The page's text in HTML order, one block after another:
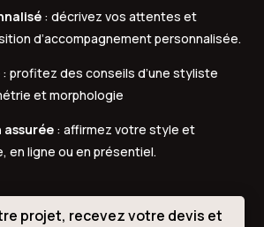
: décrivez vos attentes et
d’accompagnement personnalisée.
: profitez des conseils d’une styliste
et morphologie
: affirmez votre style et
en ligne ou en présentiel.
projet, recevez votre devis et